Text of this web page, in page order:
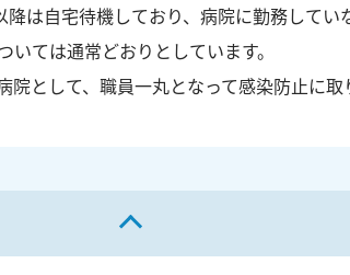
降は自宅待機しており、病院に勤務して
ては通常どおりとしています。
として、職員一丸となって感染防止に取